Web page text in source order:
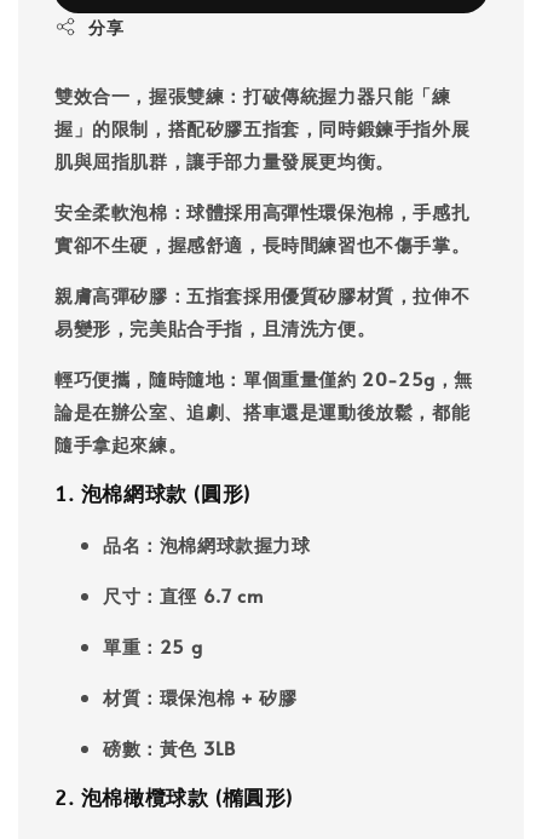
分享
雙效合一，握張雙練 ：打破傳統握力器只能「練
握」的限制，搭配矽膠五指套，同時鍛鍊手指外展
肌與屈指肌群 ，讓手部力量發展更均衡。
安全柔軟泡棉 ：球體採用高彈性環保泡棉，手感扎
實卻不生硬，握感舒適，長時間練習也不傷手掌。
親膚高彈矽膠 ：五指套採用優質矽膠材質，拉伸不
易變形，完美貼合手指，且清洗方便。
輕巧便攜，隨時隨地：單個重量僅約 20-25g，無
論是在辦公室、追劇、搭車還是運動後放鬆，都能
隨手拿起來練。
1. 泡棉網球款 (圓形)
品名 ：泡棉網球款握力球
尺寸 ：直徑 6.7 cm
單重 ：25 g
材質 ：環保泡棉 + 矽膠
磅數 ：黃色 3LB
2. 泡棉橄欖球款 (橢圓形)